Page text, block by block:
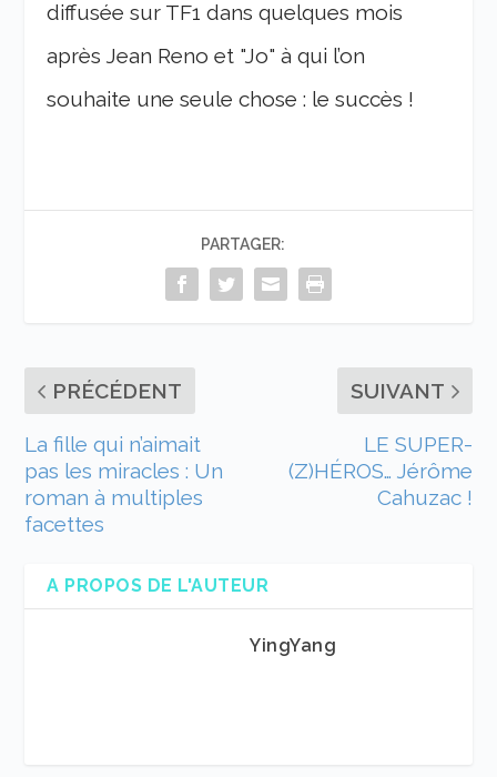
diffusée sur TF1 dans quelques mois
après Jean Reno et "Jo" à qui l’on
souhaite une seule chose : le succès !
PARTAGER:
PRÉCÉDENT
La fille qui n’aimait
pas les miracles : Un
roman à multiples
facettes
SUIVANT
LE SUPER-
(Z)HÉROS… Jérôme
Cahuzac !
A PROPOS DE L'AUTEUR
YingYang